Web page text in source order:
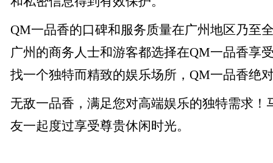
QM一品香的口碑和服务质量在广州地区乃至
广州的商务人士和游客都选择在QM一品香享
找一个独特而精致的娱乐场所，QM一品香绝
无敌一品香，满足您对高端娱乐的独特需求！
友一起度过享受尊贵休闲时光。